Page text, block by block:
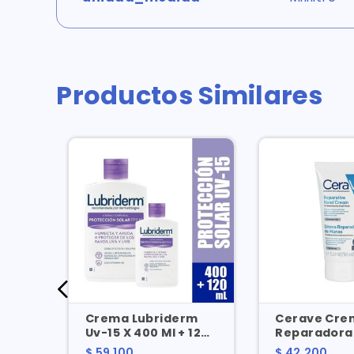
Productos Similares
Crema Lubriderm
Uv-15 X 400 Ml + 120
Ml Precio Especial
Cerave
Reparadora
Manos X 48